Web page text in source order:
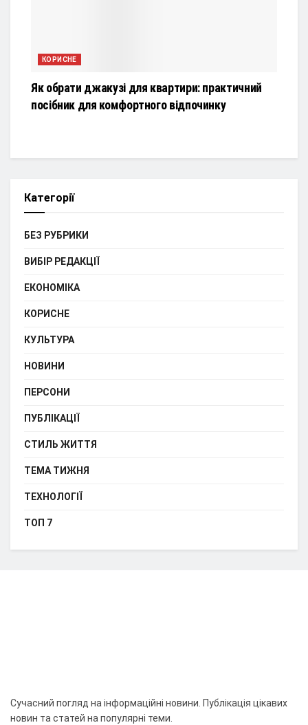
КОРИСНЕ
Як обрати джакузі для квартири: практичний
посібник для комфортного відпочинку
Категорії
БЕЗ РУБРИКИ
ВИБІР РЕДАКЦІЇ
ЕКОНОМІКА
КОРИСНЕ
КУЛЬТУРА
НОВИНИ
ПЕРСОНИ
ПУБЛІКАЦІЇ
СТИЛЬ ЖИТТЯ
ТЕМА ТИЖНЯ
ТЕХНОЛОГІЇ
ТОП 7
Сучасний погляд на інформаційні новини. Публікація цікавих
новин та статей на популярні теми.